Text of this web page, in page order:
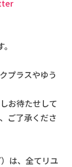
プラスやゆう
お待たせして
ご了承くださ
は、全てリユ